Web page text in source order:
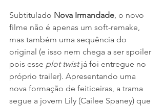
Subtitulado Nova Irmandade, o novo
filme não é apenas um soft-remake,
mas também uma sequência do
original (e isso nem chega a ser spoiler
pois esse plot twist já foi entregue no
próprio trailer). Apresentando uma
nova formação de feiticeiras, a trama
segue a jovem Lily (Cailee Spaney) que